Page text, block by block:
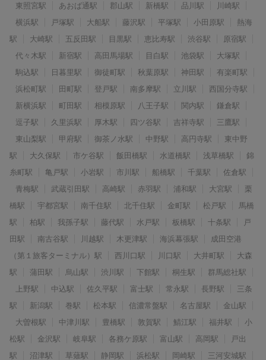
東照宮駅
あおば通駅 郡山駅 新橋駅 品川駅
川崎駅
横浜駅
戸塚駅 大船駅 藤沢駅 平塚駅 小田原駅
熱海
駅
大崎駅 五反田駅 目黒駅 恵比寿駅 渋谷駅
原宿駅
代々木駅
新宿駅 高田馬場駅 目白駅 池袋駅
大塚駅
駒込駅
日暮里駅 御徒町駅 秋葉原駅 神田駅
有楽町駅
浜松町駅
田町駅 登戸駅 南多摩駅 立川駅
西国分寺駅
新横浜駅
町田駅 相模原駅 八王子駅 関内駅
鎌倉駅
逗子駅
久里浜駅 厚木駅 四ツ谷駅 吉祥寺駅
三鷹駅
東山梨駅
甲府駅 御茶ノ水駅 中野駅 高円寺駅
東中野
駅
大久保駅 市ケ谷駅 飯田橋駅 水道橋駅 浅草橋駅
錦
糸町駅
亀戸駅 小岩駅 市川駅 船橋駅 千葉駅
佐倉駅
青梅駅
武蔵引田駅 高崎駅 赤羽駅 浦和駅 大宮駅
栗
橋駅
宇都宮駅 南千住駅 北千住駅 金町駅 松戸駅
馬橋
駅
柏駅 我孫子駅 藤代駅 水戸駅 板橋駅 十条駅
戸
田駅
南古谷駅 川越駅 木更津駅 海浜幕張駅
成田空港
（第１旅客ターミナル）駅
西川口駅 川口駅 大井町駅
大森
駅
蒲田駅 烏山駅 渋川駅 下館駅 桐生駅
群馬総社駅
上野駅
中込駅 佐久平駅 富士駅 常永駅 長野駅
三条
駅
新潟駅 巻駅 松本駅 信濃常盤駅 名古屋駅
金山駅
大曽根駅
中津川駅 豊橋駅 敦賀駅 鯖江駅 福井駅
小
松駅
金沢駅 岐阜駅 各務ケ原駅 富山駅 高岡駅
戸出
駅
沼津駅 草薙駅 静岡駅 浜松駅 岡崎駅 三河安城駅